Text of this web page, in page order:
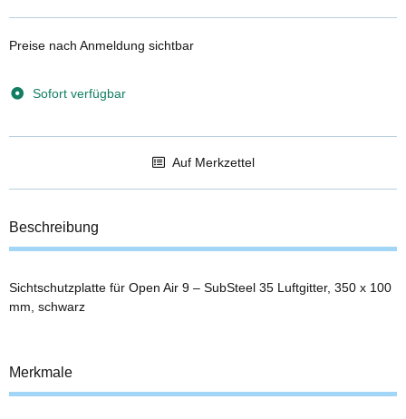
Preise nach Anmeldung sichtbar
Sofort verfügbar
Auf Merkzettel
Beschreibung
Sichtschutzplatte für Open Air 9 – SubSteel 35 Luftgitter, 350 x 100
mm, schwarz
Merkmale